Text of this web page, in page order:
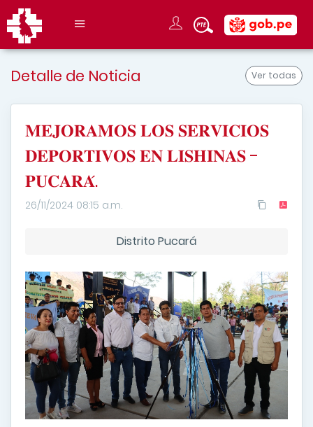
Ver todas
Detalle de Noticia
𝐌𝐄𝐉𝐎𝐑𝐀𝐌𝐎𝐒 𝐋𝐎𝐒 𝐒𝐄𝐑𝐕𝐈𝐂𝐈𝐎𝐒
𝐃𝐄𝐏𝐎𝐑𝐓𝐈𝐕𝐎𝐒 𝐄𝐍 𝐋𝐈𝐒𝐇𝐈𝐍𝐀𝐒 -
𝐏𝐔𝐂𝐀𝐑𝐀́.
26/11/2024 08:15 a.m.
Distrito Pucará